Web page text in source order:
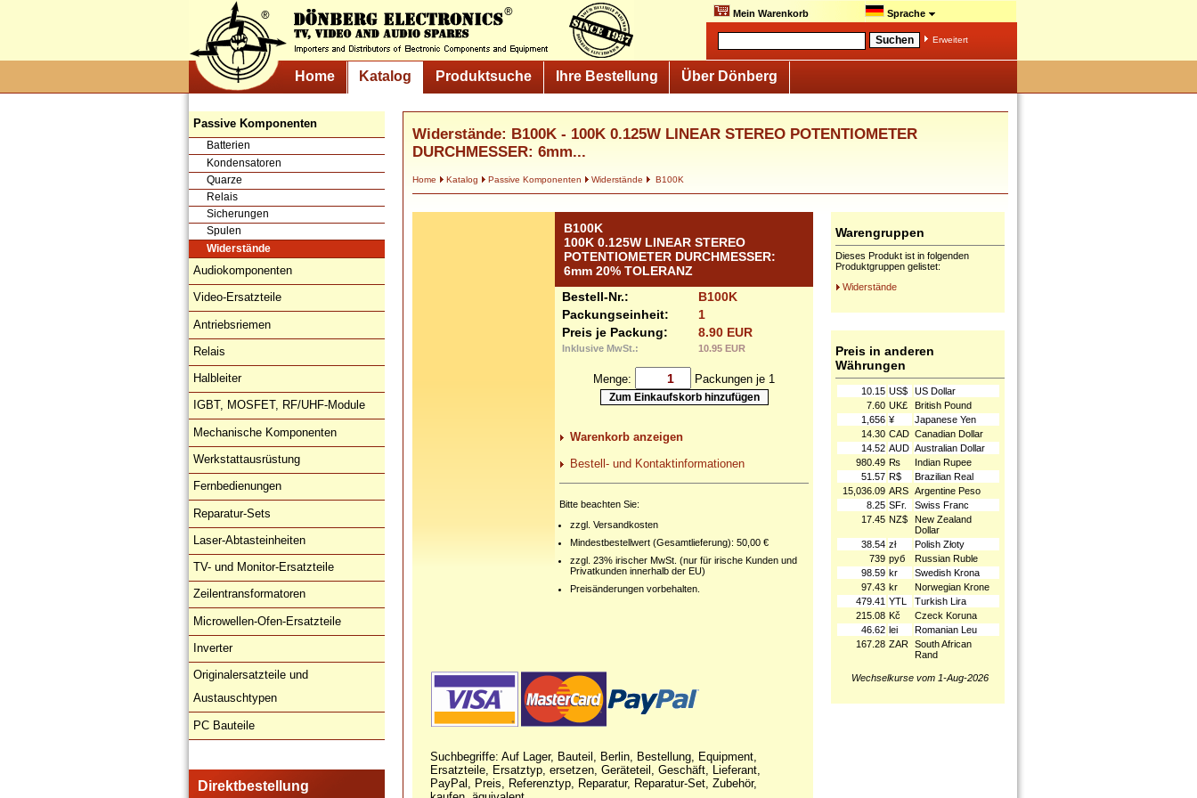
Mein Warenkorb Sprache
Erweitert
Home Katalog Produktsuche Ihre Bestellung Über Dönberg
Passive Komponenten
Batterien
Kondensatoren
Quarze
Relais
Sicherungen
Spulen
Widerstände
Audiokomponenten
Video-Ersatzteile
Antriebsriemen
Relais
Halbleiter
IGBT, MOSFET, RF/UHF-Module
Mechanische Komponenten
Werkstattausrüstung
Fernbedienungen
Reparatur-Sets
Laser-Abtasteinheiten
TV- und Monitor-Ersatzteile
Zeilentransformatoren
Microwellen-Ofen-Ersatzteile
Inverter
Originalersatzteile und
Austauschtypen
PC Bauteile
Direktbestellung
Widerstände: B100K - 100K 0.125W LINEAR STEREO POTENTIOMETER
DURCHMESSER: 6mm...
Home Katalog Passive Komponenten Widerstände B100K
B100K
100K 0.125W LINEAR STEREO
POTENTIOMETER DURCHMESSER:
6mm 20% TOLERANZ
Bestell-Nr.:
B100K
Packungseinheit:
1
Preis je Packung:
8.90 EUR
Inklusive MwSt.: 10.95 EUR
Menge: Packungen je 1
Warenkorb anzeigen
Bestell- und Kontaktinformationen
Bitte beachten Sie:
zzgl. Versandkosten
Mindestbestellwert (Gesamtlieferung): 50,00 €
zzgl. 23% irischer MwSt. (nur für irische Kunden und
Privatkunden innerhalb der EU)
Preisänderungen vorbehalten.
Suchbegriffe: Auf Lager, Bauteil, Berlin, Bestellung, Equipment,
Ersatzteile, Ersatztyp, ersetzen, Geräteteil, Geschäft, Lieferant,
PayPal, Preis, Referenztyp, Reparatur, Reparatur-Set, Zubehör,
Warengruppen
Dieses Produkt ist in folgenden
Produktgruppen gelistet:
Widerstände
Preis in anderen
Währungen
10.15 US$
US Dollar
7.60 UK£
British Pound
1,656 ¥
Japanese Yen
14.30 CAD Canadian Dollar
14.52 AUD Australian Dollar
980.49 ₨
Indian Rupee
51.57 R$
Brazilian Real
15,036.09 ARS Argentine Peso
8.25 SFr.
Swiss Franc
17.45 NZ$
New Zealand
Dollar
38.54 zł
Polish Złoty
739 руб
Russian Ruble
98.59 kr
Swedish Krona
97.43 kr
Norwegian Krone
479.41 YTL
Turkish Lira
215.08 Kč
Czeck Koruna
46.62 lei
Romanian Leu
167.28 ZAR South African
Rand
Wechselkurse vom 1-Aug-2026